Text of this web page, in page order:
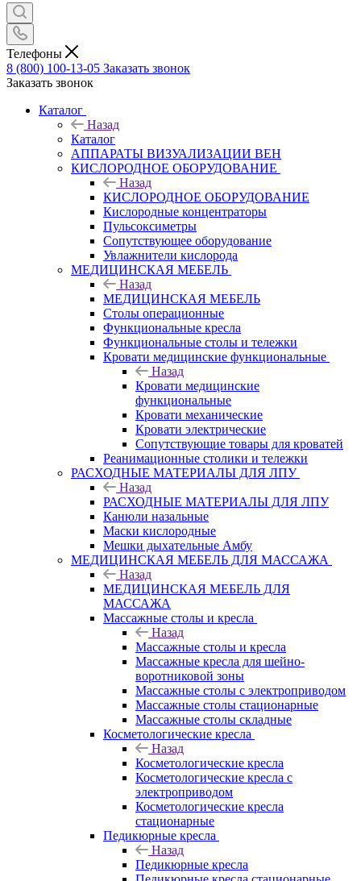
Телефоны
8 (800) 100-13-05 Заказать звонок
Заказать звонок
Каталог
Назад
Каталог
АППАРАТЫ ВИЗУАЛИЗАЦИИ ВЕН
КИСЛОРОДНОЕ ОБОРУДОВАНИЕ
Назад
КИСЛОРОДНОЕ ОБОРУДОВАНИЕ
Кислородные концентраторы
Пульсоксиметры
Сопутствующее оборудование
Увлажнители кислорода
МЕДИЦИНСКАЯ МЕБЕЛЬ
Назад
МЕДИЦИНСКАЯ МЕБЕЛЬ
Столы операционные
Функциональные кресла
Функциональные столы и тележки
Кровати медицинские функциональные
Назад
Кровати медицинские
функциональные
Кровати механические
Кровати электрические
Сопутствующие товары для кроватей
Реанимационные столики и тележки
РАСХОДНЫЕ МАТЕРИАЛЫ ДЛЯ ЛПУ
Назад
РАСХОДНЫЕ МАТЕРИАЛЫ ДЛЯ ЛПУ
Канюли назальные
Маски кислородные
Мешки дыхательные Амбу
МЕДИЦИНСКАЯ МЕБЕЛЬ ДЛЯ МАССАЖА
Назад
МЕДИЦИНСКАЯ МЕБЕЛЬ ДЛЯ
МАССАЖА
Массажные столы и кресла
Назад
Массажные столы и кресла
Массажные кресла для шейно-
воротниковой зоны
Массажные столы с электроприводом
Массажные столы стационарные
Массажные столы складные
Косметологические кресла
Назад
Косметологические кресла
Косметологические кресла с
электроприводом
Косметологические кресла
стационарные
Педикюрные кресла
Назад
Педикюрные кресла